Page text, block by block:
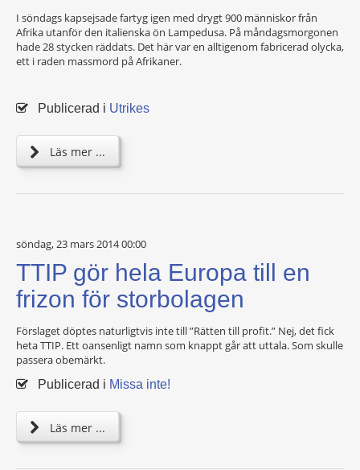
I söndags kapsejsade fartyg igen med drygt 900 människor från
Afrika utanför den italienska ön Lampedusa. På måndagsmorgonen
hade 28 stycken räddats. Det här var en alltigenom fabricerad olycka,
ett i raden massmord på Afrikaner.
Publicerad i Utrikes
Läs mer ...
söndag, 23 mars 2014 00:00
TTIP gör hela Europa till en
frizon för storbolagen
Förslaget döptes naturligtvis inte till ”Rätten till profit.” Nej, det fick
heta TTIP. Ett oansenligt namn som knappt går att uttala. Som skulle
passera obemärkt.
Publicerad i Missa inte!
Läs mer ...